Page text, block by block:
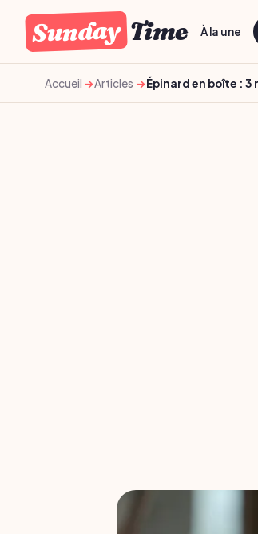
Sunday Time À la une
Accueil Articles Épinard en boîte :